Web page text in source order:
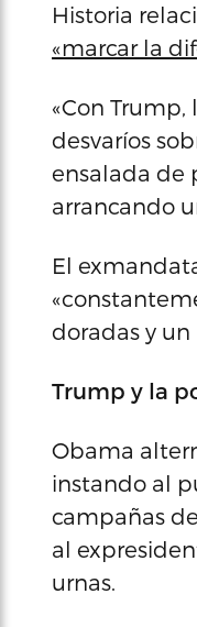
Historia
«marcar la
«Con
desvaríos
ensalada de
arrancando
El
doradas y un
Trump y la
Obama
instando al
campañas
al
urnas.